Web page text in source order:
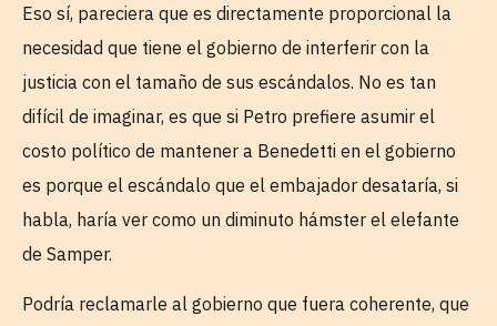
Eso sí, pareciera que es directamente proporcional la
necesidad que tiene el gobierno de interferir con la
justicia con el tamaño de sus escándalos. No es tan
difícil de imaginar, es que si Petro prefiere asumir el
costo político de mantener a Benedetti en el gobierno
es porque el escándalo que el embajador desataría, si
habla, haría ver como un diminuto hámster el elefante
de Samper.
Podría reclamarle al gobierno que fuera coherente, que